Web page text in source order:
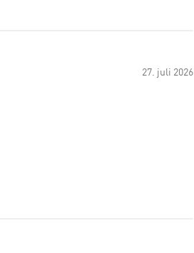
27. juli 2026